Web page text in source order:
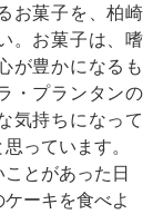
お菓子を、柏崎
。お菓子は、嗜
が豊かになるも
・プランタンの
気持ちになって
っています。
とがあった日
ーキを食べよ